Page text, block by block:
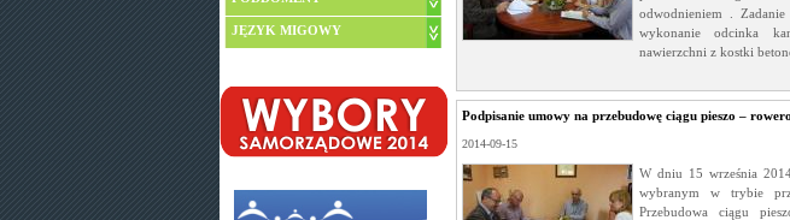
JĘZYK MIGOWY
odwodnieniem .
wykonanie odcinka
nawierzchni z kostki
Podpisanie umowy na przebudowę ciągu pieszo –
2014-09-15
W dniu 15 września
wybranym w trybie
Przebudowa ciągu